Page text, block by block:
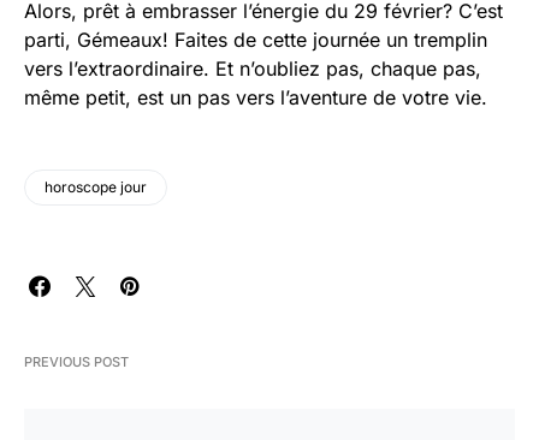
Alors, prêt à embrasser l’énergie du 29 février? C’est
parti, Gémeaux! Faites de cette journée un tremplin
vers l’extraordinaire. Et n’oubliez pas, chaque pas,
même petit, est un pas vers l’aventure de votre vie.
horoscope jour
PREVIOUS POST